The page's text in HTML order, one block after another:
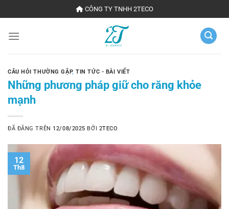
đến
nội
CÔNG TY TNHH 2TECO
CÂU HỎI THƯỜNG GẶP,TIN TỨC - BÀI VIẾT
Những phương pháp giữ cho răng khỏe
mạnh
ĐÃ ĐĂNG TRÊN 12/08/2025 BỞI 2TECO
12
Th8